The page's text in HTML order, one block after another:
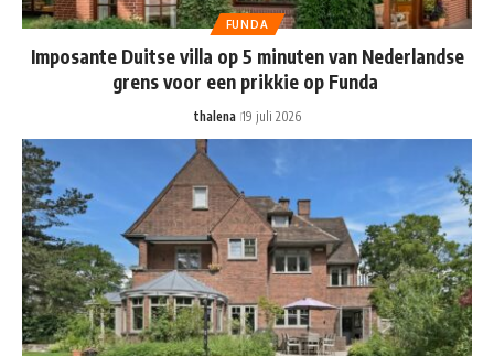
FUNDA
Imposante Duitse villa op 5 minuten van Nederlandse
grens voor een prikkie op Funda
thalena 19 juli 2026